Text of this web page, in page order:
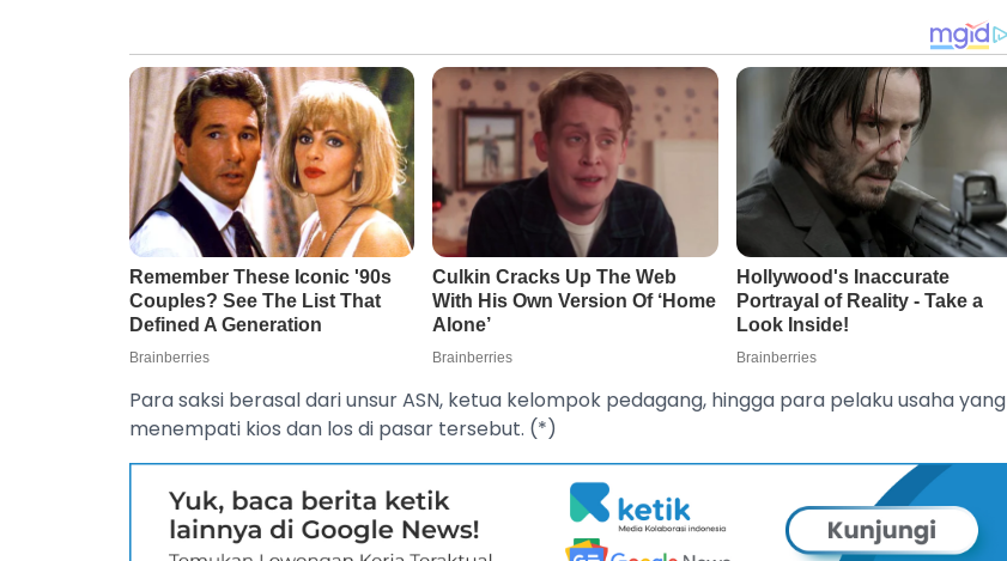
Para saksi berasal dari unsur ASN, ketua kelompok pedagang, hingga para pelaku usaha yang
menempati kios dan los di pasar tersebut. (*)